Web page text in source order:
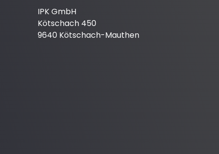
IPK GmbH
Kötschach 450
9640 Kötschach-Mauthen